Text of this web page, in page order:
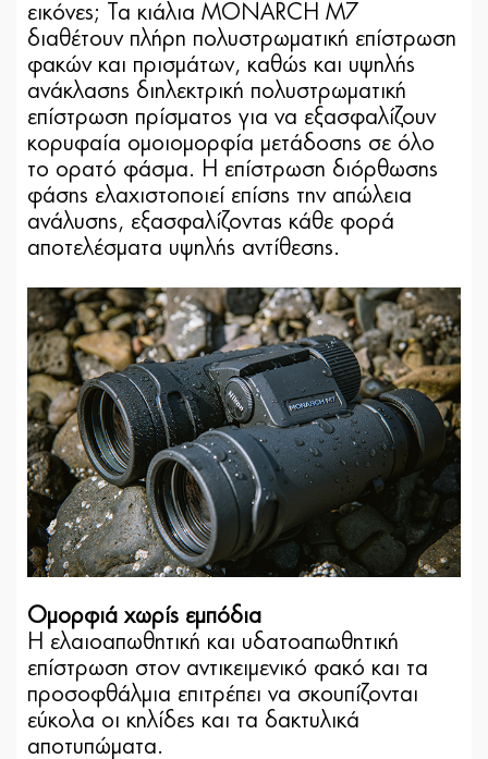
εικόνες; Τα κιάλια MONARCH M7
διαθέτουν πλήρη πολυστρωματική επίστρωση
φακών και πρισμάτων, καθώς και υψηλής
ανάκλασης διηλεκτρική πολυστρωματική
επίστρωση πρίσματος για να εξασφαλίζουν
κορυφαία ομοιομορφία μετάδοσης σε όλο
το ορατό φάσμα. Η επίστρωση διόρθωσης
φάσης ελαχιστοποιεί επίσης την απώλεια
ανάλυσης, εξασφαλίζοντας κάθε φορά
αποτελέσματα υψηλής αντίθεσης.
Ομορφιά χωρίς εμπόδια
Η ελαιοαπωθητική και υδατοαπωθητική
επίστρωση στον αντικειμενικό φακό και τα
προσοφθάλμια επιτρέπει να σκουπίζονται
εύκολα οι κηλίδες και τα δακτυλικά
αποτυπώματα.